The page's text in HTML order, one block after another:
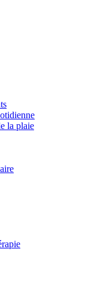
la plaie